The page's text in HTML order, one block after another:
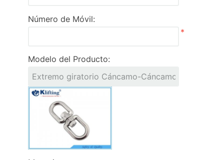
Número de Móvil:
*
Modelo del Producto: